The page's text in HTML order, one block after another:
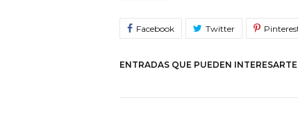
ENTRADAS QUE PUEDEN INTERESARTE